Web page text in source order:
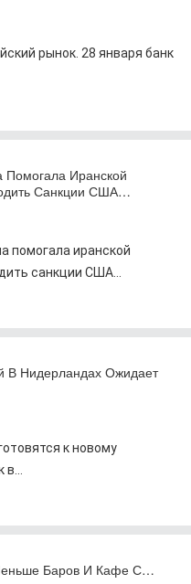
рынок. 28 января банк
Иранской
Санкции США…
помогала иранской
санкции США...
В Нидерландах Ожидает
к новому
Баров И Кафе С…